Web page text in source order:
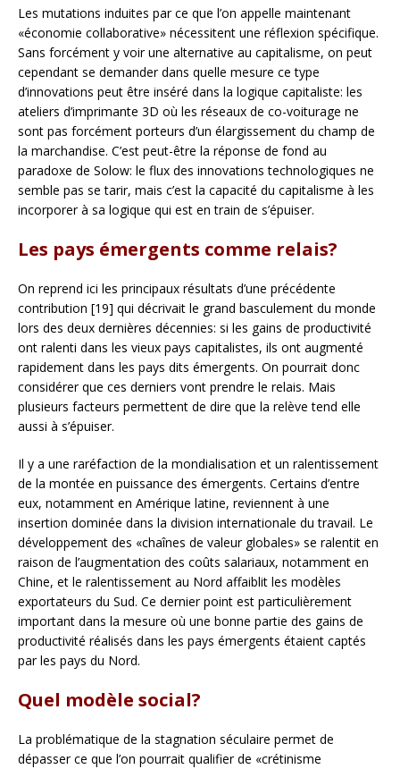
Les mutations induites par ce que l’on appelle maintenant
«économie collaborative» nécessitent une réflexion spécifique.
Sans forcément y voir une alternative au capitalisme, on peut
cependant se demander dans quelle mesure ce type
d’innovations peut être inséré dans la logique capitaliste: les
ateliers d’imprimante 3D où les réseaux de co-voiturage ne
sont pas forcément porteurs d’un élargissement du champ de
la marchandise. C’est peut-être la réponse de fond au
paradoxe de Solow: le flux des innovations technologiques ne
semble pas se tarir, mais c’est la capacité du capitalisme à les
incorporer à sa logique qui est en train de s’épuiser.
Les pays émergents comme relais?
On reprend ici les principaux résultats d’une précédente
contribution [19] qui décrivait le grand basculement du monde
lors des deux dernières décennies: si les gains de productivité
ont ralenti dans les vieux pays capitalistes, ils ont augmenté
rapidement dans les pays dits émergents. On pourrait donc
considérer que ces derniers vont prendre le relais. Mais
plusieurs facteurs permettent de dire que la relève tend elle
aussi à s’épuiser.
Il y a une raréfaction de la mondialisation et un ralentissement
de la montée en puissance des émergents. Certains d’entre
eux, notamment en Amérique latine, reviennent à une
insertion dominée dans la division internationale du travail. Le
développement des «chaînes de valeur globales» se ralentit en
raison de l’augmentation des coûts salariaux, notamment en
Chine, et le ralentissement au Nord affaiblit les modèles
exportateurs du Sud. Ce dernier point est particulièrement
important dans la mesure où une bonne partie des gains de
productivité réalisés dans les pays émergents étaient captés
par les pays du Nord.
Quel modèle social?
La problématique de la stagnation séculaire permet de
dépasser ce que l’on pourrait qualifier de «crétinisme